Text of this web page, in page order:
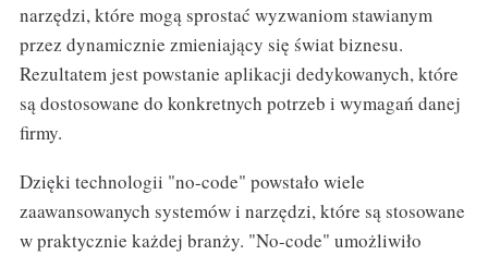
narzędzi, które mogą sprostać wyzwaniom stawianym
przez dynamicznie zmieniający się świat biznesu.
Rezultatem jest powstanie aplikacji dedykowanych, które
są dostosowane do konkretnych potrzeb i wymagań danej
firmy.
Dzięki technologii "no-code" powstało wiele
zaawansowanych systemów i narzędzi, które są stosowane
w praktycznie każdej branży. "No-code" umożliwiło